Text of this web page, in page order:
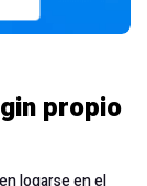
propio
logarse en el